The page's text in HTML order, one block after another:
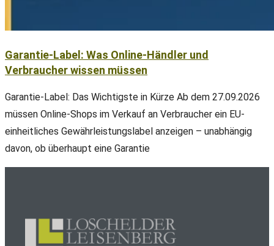
Garantie-Label: Was Online-Händler und
Verbraucher wissen müssen
Garantie-Label: Das Wichtigste in Kürze Ab dem 27.09.2026
müssen Online-Shops im Verkauf an Verbraucher ein EU-
einheitliches Gewährleistungslabel anzeigen – unabhängig
davon, ob überhaupt eine Garantie